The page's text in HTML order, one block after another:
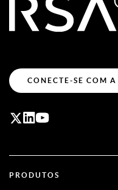
CONECTE-SE COM A
PRODUTOS